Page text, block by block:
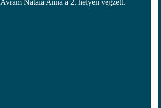
Avram Natáia Anna a 2. helyen végzett.